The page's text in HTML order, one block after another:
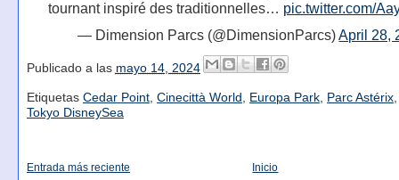
tournant inspiré des traditionnelles… pic.twitter.com/
— Dimension Parcs (@DimensionParcs)April 28,
Publicado a las mayo 14, 2024
Etiquetas Cedar Point, Cinecittà World , Europa Park, Parc Astérix
Tokyo DisneySea
Entrada más reciente Inicio